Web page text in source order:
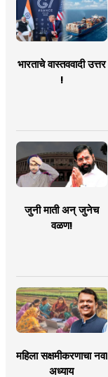
भारताचे वास्तववादी उत्तर
!
जुनी माती अन् जुनेच
वळण!
महिला सक्षमीकरणाचा नवा
अध्याय